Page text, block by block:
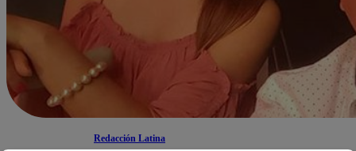
Redacción Latina